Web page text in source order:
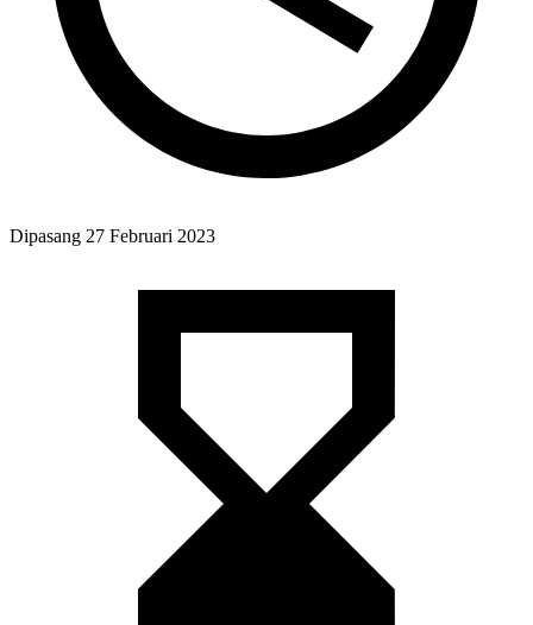
Dipasang 27 Februari 2023